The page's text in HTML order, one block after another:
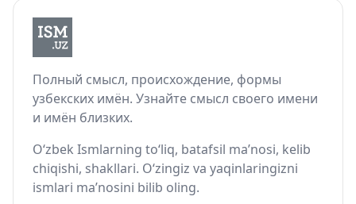
Полный смысл, происхождение, формы
узбекских имён. Узнайте смысл своего имени
и имён близких.
O‘zbek Ismlarning to‘liq, batafsil ma’nosi, kelib
chiqishi, shakllari. O‘zingiz va yaqinlaringizni
ismlari ma’nosini bilib oling.